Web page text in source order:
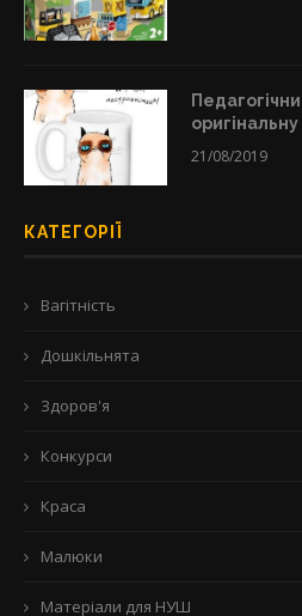
21/08/2019
КАТЕГОРІЇ
Вагітність
Дошкільнята
Здоров'я
Конкурси
Краса
Малюки
Матеріали для НУШ